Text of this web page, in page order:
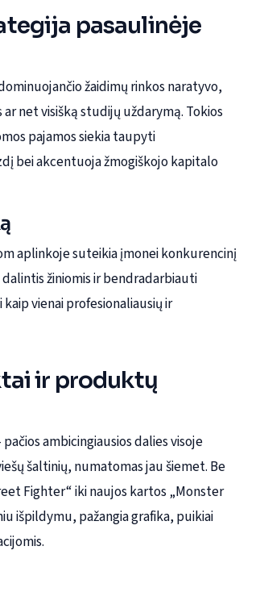
pasaulinėje
žaidimų rinkos naratyvo,
net visišką studijų uždarymą. Tokios
pajamos siekia taupyti
bei akcentuoja žmogiškojo kapitalo
aplinkoje suteikia įmonei konkurencinį
žiniomis ir bendradarbiauti
vienai profesionaliausių ir
ir produktų
ambicingiausios dalies visoje
šaltinių, numatomas jau šiemet. Be
Fighter“ iki naujos kartos „Monster
išpildymu, pažangia grafika, puikiai